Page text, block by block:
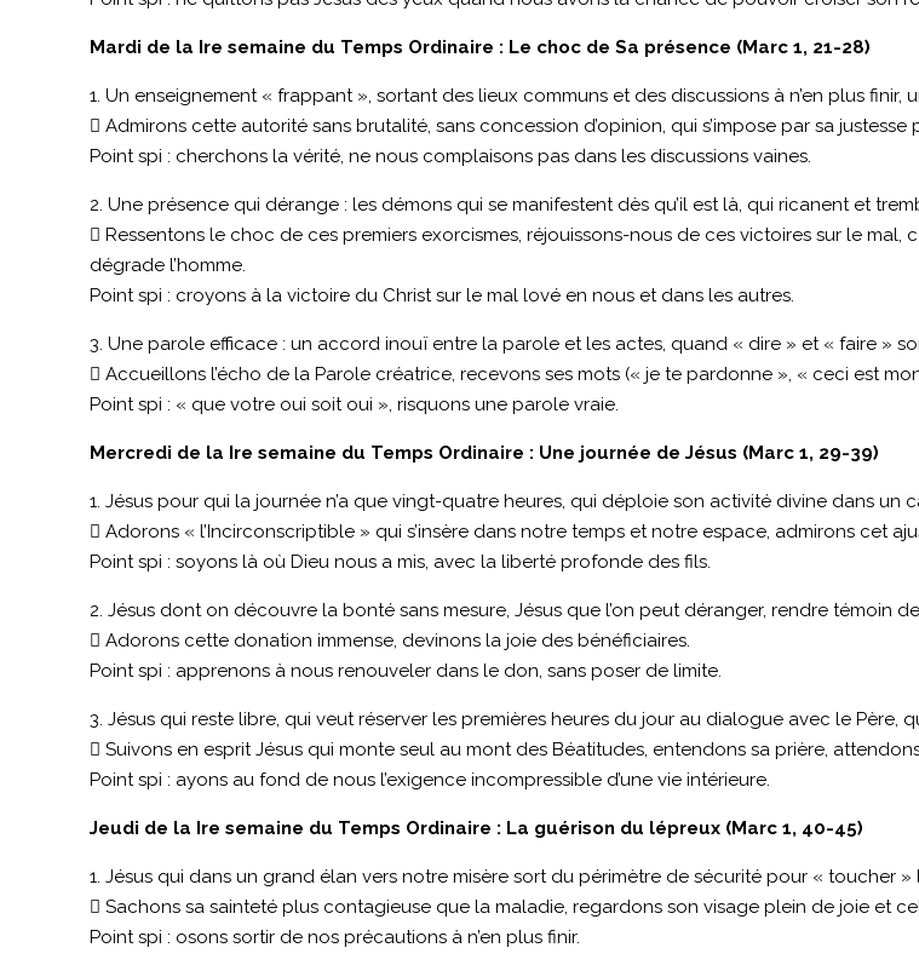
Mardi de la Ire semaine du Temps Ordinaire : Le choc de Sa présence (Marc 1, 21-28)
1. Un enseignement « frappant », sortant des lieux communs et des discussions à n’en plus
 Admirons cette autorité sans brutalité, sans concession d’opinion, qui s’impose par sa
Point spi : cherchons la vérité, ne nous complaisons pas dans les discussions vaines.
2. Une présence qui dérange : les démons qui se manifestent dès qu’il est là, qui ricanent et
 Ressentons le choc de ces premiers exorcismes, réjouissons-nous de ces victoires sur le
dégrade l’homme.
Point spi : croyons à la victoire du Christ sur le mal lové en nous et dans les autres.
3. Une parole efficace : un accord inouï entre la parole et les actes, quand « dire » et « faire »
 Accueillons l’écho de la Parole créatrice, recevons ses mots (« je te pardonne », « ceci est
Point spi : « que votre oui soit oui », risquons une parole vraie.
Mercredi de la Ire semaine du Temps Ordinaire : Une journée de Jésus (Marc 1, 29-39)
1. Jésus pour qui la journée n’a que vingt-quatre heures, qui déploie son activité divine dans
 Adorons « l’Incirconscriptible » qui s’insère dans notre temps et notre espace, admirons cet
Point spi : soyons là où Dieu nous a mis, avec la liberté profonde des fils.
2. Jésus dont on découvre la bonté sans mesure, Jésus que l’on peut déranger, rendre témoin
 Adorons cette donation immense, devinons la joie des bénéficiaires.
Point spi : apprenons à nous renouveler dans le don, sans poser de limite.
3. Jésus qui reste libre, qui veut réserver les premières heures du jour au dialogue avec le Père,
 Suivons en esprit Jésus qui monte seul au mont des Béatitudes, entendons sa prière,
Point spi : ayons au fond de nous l’exigence incompressible d’une vie intérieure.
Jeudi de la Ire semaine du Temps Ordinaire : La guérison du lépreux (Marc 1, 40-45)
1. Jésus qui dans un grand élan vers notre misère sort du périmètre de sécurité pour « toucher »
 Sachons sa sainteté plus contagieuse que la maladie, regardons son visage plein de joie et
Point spi : osons sortir de nos précautions à n’en plus finir.